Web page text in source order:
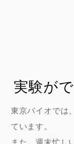
実験が
東京バイオでは
ています。